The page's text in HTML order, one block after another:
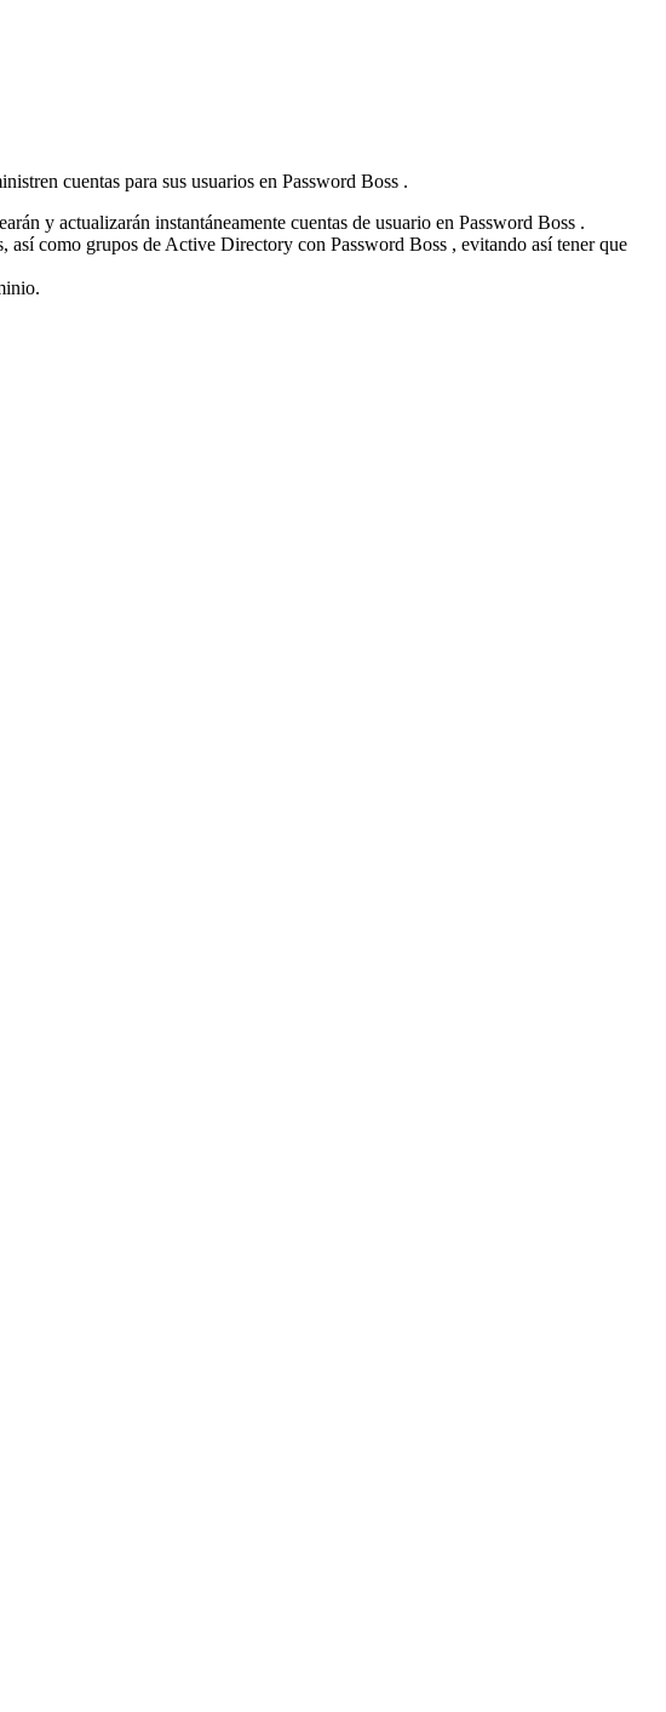
cuentas para sus usuarios en Password Boss .
án y actualizarán instantáneamente cuentas de usuario en Password Boss .
, así como grupos de Active Directory con Password Boss , evitando así tener que
.